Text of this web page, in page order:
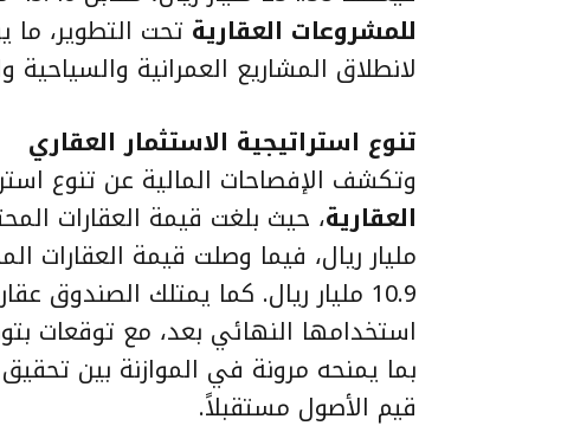
للمشروعات العقارية تحت التطوير، ما
لانطلاق المشاريع العمرانية والسياحية
تنوع استراتيجية الاستثمار العقاري
وتكشف الإفصاحات المالية عن تنوع
العقارية
مليار ريال، فيما وصلت قيمة
استخدامها النهائي بعد، مع توقعات
بما يمنحه مرونة في الموازنة بين تحقيق
قيم الأصول مستقبلاً.